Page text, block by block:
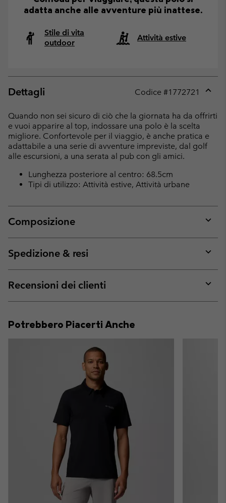
adatta anche alle avventure più inattese.
Stile di vita
outdoor
Attività estive
Dettagli Codice #1772721
or
Quando non sei sicuro di ciò che la giornata ha da offrirti
e vuoi apparire al top, indossare una polo è la scelta
migliore. Confortevole per il viaggio, è anche pratica e
adattabile a una serie di avventure impreviste, dal golf
alle escursioni, a una serata al pub con gli amici.
Lunghezza posteriore al centro: 68.5cm
Tipi di utilizzo: Attività estive, Attività urbane
Composizione
or
Spedizione & resi
or
Recensioni dei clienti
or
Potrebbero Piacerti Anche